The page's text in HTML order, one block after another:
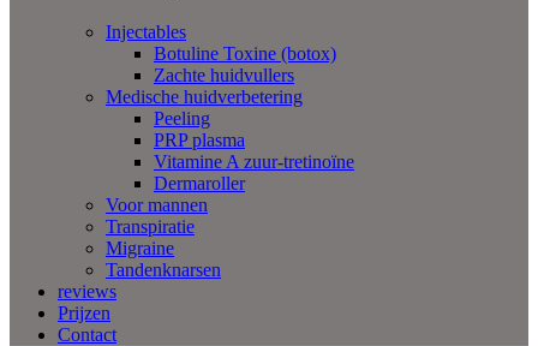
Injectables
Botuline Toxine (botox)
Zachte huidvullers
Medische huidverbetering
Peeling
PRP plasma
Vitamine A zuur-tretinoïne
Dermaroller
Voor mannen
Transpiratie
Migraine
Tandenknarsen
reviews
Prijzen
Contact